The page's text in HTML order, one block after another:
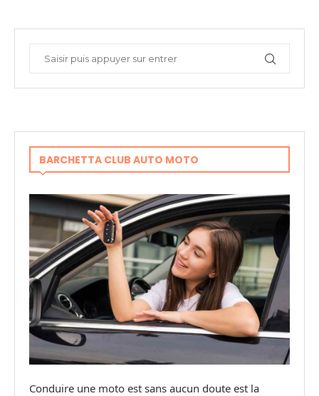
BARCHETTA CLUB AUTO MOTO
Conduire une moto est sans aucun doute est la